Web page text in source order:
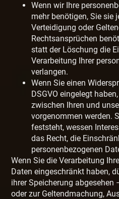
Wenn wir Ihre
mehr benötigen, Sie sie
Verteidigung oder
Rechtsansprüchen
statt der Löschung die
Verarbeitung Ihrer
verlangen.
Wenn Sie einen
DSGVO eingelegt
zwischen Ihren und
vorgenommen werden.
feststeht, wessen
das Recht, die
personenbezogenen
Wenn Sie die Verarbeitung
Daten eingeschränkt haben,
ihrer Speicherung
oder zur Geltendmachung,